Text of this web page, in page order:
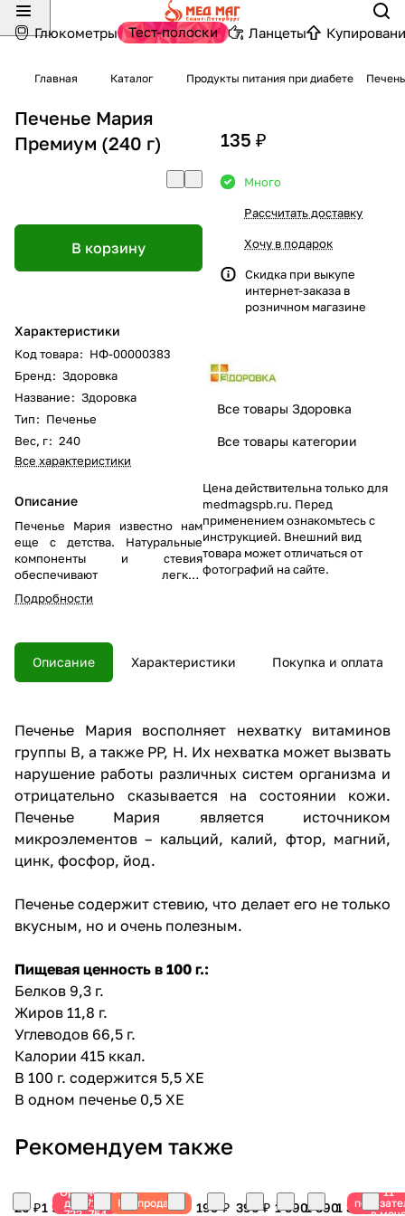
Глюкометры Тест-полоски Ланцеты
Главная Каталог Продукты питания при диабете
Печенье Мария
Премиум (240 г)
В корзину
Характеристики
Код товара: НФ-00000383
Бренд: Здоровка
Название: Здоровка
Тип: Печенье
Вес, г: 240
Все характеристики
Описание
Печенье Мария известно нам
еще с детства. Натуральные
компоненты и стевия
обеспечивают легкое
усваивание, и не вредят
пищеварительному тракту.
печенье ~0,5 ХЕ.
Подробности
135 ₽
Много
Рассчитать доставку
Хочу в подарок
Скидка при выкупе
интернет-заказа в
розничном магазине
Все товары Здоровка
Все товары категории
Цена действительна только для
medmagspb.ru. Перед
применением ознакомьтесь с
инструкцией. Внешний вид
товара может отличаться от
фотографий на сайте.
Описание Характеристики Покупка и оплата
Печенье Мария восполняет нехватку витаминов
группы В, а также РР, Н. Их нехватка может вызвать
нарушение работы различных систем организма и
отрицательно сказывается на состоянии кожи.
Печенье Мария является источником
микроэлементов – кальций, калий, фтор, магний,
цинк, фосфор, йод.
Печенье содержит стевию, что делает его не только
вкусным, но и очень полезным.
Пищевая ценность в 100 г.:
Белков 9,3 г.
Жиров 11,8 г.
Углеводов 66,5 г.
Калории 415 ккал.
В 100 г. содержится 5,5 ХЕ
В одном печенье 0,5 ХЕ
Рекомендуем также
20 ₽
Оригинал
для 715,
1 990 ₽
Распродажа
1 099490698 ₽
199 ₽ 390 ₽ 1 5901 390
11
1 350 ₽